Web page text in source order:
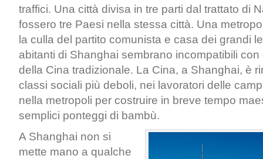
traffici. Una città divisa in tre parti dal trattato di
fossero tre Paesi nella stessa città. Una
la culla del partito comunista e casa dei grandi
abitanti di Shanghai sembrano incompatibili con
della Cina tradizionale. La Cina, a Shanghai, è
classi sociali più deboli, nei lavoratori delle
nella metropoli per costruire in breve tempo
semplici ponteggi di bambù.
A Shanghai non si
mette mano a qualche